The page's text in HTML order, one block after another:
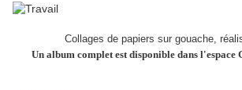
Collages de papiers sur gouache,
Un album complet est disponible dans l'espace